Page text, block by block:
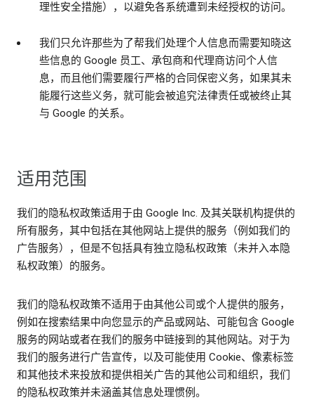
理性安全措施），以避免各系统遭到未经授权的访问。
我们只允许那些为了帮我们处理个人信息而需要知晓这
些信息的 Google 员工、承包商和代理商访问个人信
息，而且他们需要履行严格的合同保密义务，如果其未
能履行这些义务，就可能会被追究法律责任或被终止其
与 Google 的关系。
适用范围
我们的隐私权政策适用于由 Google Inc. 及其关联机构提供的
所有服务，其中包括在其他网站上提供的服务（例如我们的
广告服务），但是不包括具有独立隐私权政策（未并入本隐
私权政策）的服务。
我们的隐私权政策不适用于由其他公司或个人提供的服务，
例如在搜索结果中向您显示的产品或网站、可能包含 Google
服务的网站或者在我们的服务中链接到的其他网站。对于为
我们的服务进行广告宣传，以及可能使用 Cookie、像素标签
和其他技术来投放和提供相关广告的其他公司和组织，我们
的隐私权政策并未涵盖其信息处理惯例。